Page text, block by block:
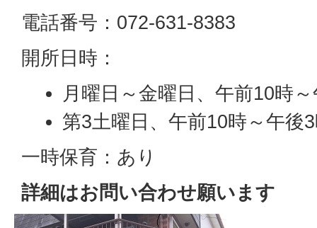
電話番号：072-631-8383
開所日時：
月曜日～金曜日、午前10時
第3土曜日、午前10時～午後
一時保育：あり
詳細はお問い合わせ願います